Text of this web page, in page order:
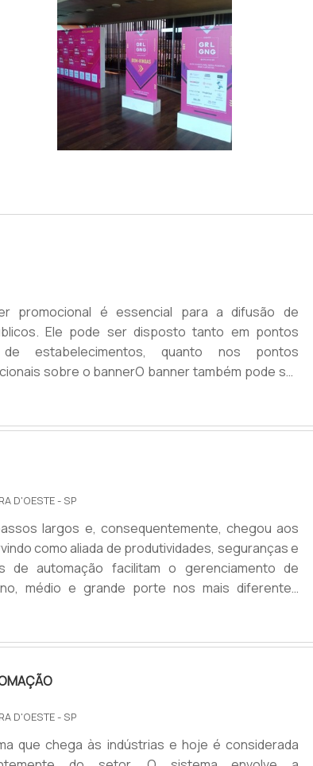
promocional é essencial para a difusão de
Ele pode ser disposto tanto em pontos
estabelecimentos, quanto nos pontos
sobre o bannerO banner também pode ser
ou alternativos escolhidos com base no público
confeccionado com o material mais adequado
a melhor empresa do mercado no
D'OESTE - SP
largos e, consequentemente, chegou aos
como aliada de produtividades, seguranças e
de automação facilitam o gerenciamento de
médio e grande porte nos mais diferentes
poucas palavras, o painel elétrico atua como o
que comanda diversas atividades em uma
parte da linha de produção das empresas e
D'OESTE - SP
que chega às indústrias e hoje é considerada